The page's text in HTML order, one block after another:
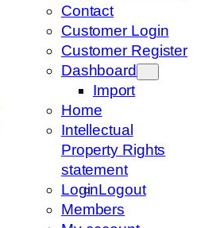
Contact
Customer Login
Customer Register
Dashboard
Import
Home
Intellectual
Property Rights
statement
LoginLogout
Members